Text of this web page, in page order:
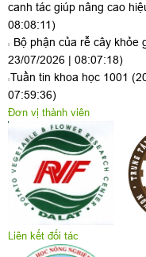
canh tác giúp nâng cao
08:08:11)
Bộ phận của rễ cây khỏe
23/07/2026 | 08:07:18)
Tuần tin khoa học 1001
07:59:36)
Đơn vị thành viên
Liên kết đối tác